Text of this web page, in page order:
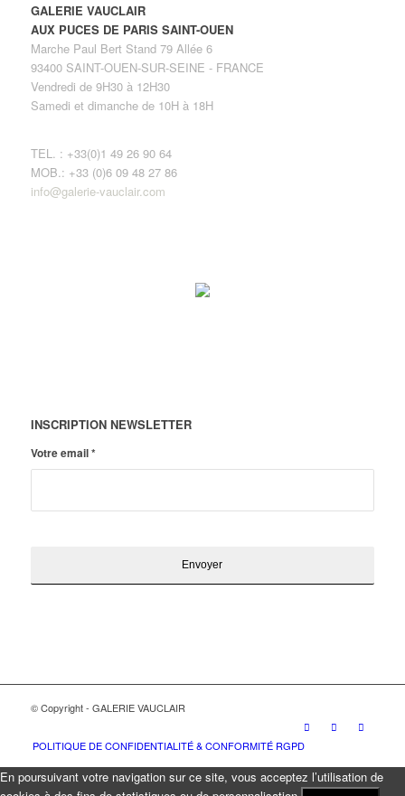
GALERIE VAUCLAIR
AUX PUCES DE PARIS SAINT-OUEN
Marche Paul Bert Stand 79 Allée 6
93400 SAINT-OUEN-SUR-SEINE - FRANCE
Vendredi de 9H30 à 12H30
Samedi et dimanche de 10H à 18H
TEL. : +33(0)1 49 26 90 64
MOB.: +33 (0)6 09 48 27 86
info@galerie-vauclair.com
INSCRIPTION NEWSLETTER
Votre email*
© Copyright - GALERIE VAUCLAIR
POLITIQUE DE CONFIDENTIALITÉ & CONFORMITÉ RGPD
En poursuivant votre navigation sur ce site, vous acceptez l’utilisation de